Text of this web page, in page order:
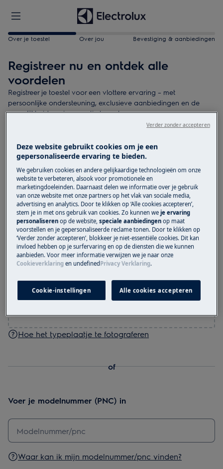
Over je toestel Over jou Bevestiging & aanbiedingen
Registreer nu en ontdek alle
voordelen
Registreer je toestel voor een vlottere ervaring – met
persoonlijke ondersteuning, exclusieve aanbiedingen en de
mogelijkheid om je garantie te verlengen.
Toegang tot het typeplaatje van het toestel
Aankoopdatum
3 minuten van je tijd
Vind je product
Voer je modelnummer (PNC) in
Waar kan ik mijn modelnummer/pnc vinden?
of
Maak een foto van het typeplaatje en upload deze
Sleep de foto hierheen of
Foto uploaden
Hoe het typeplaatje te fotograferen
Deze website gebruikt cookies om je een
gepersonaliseerde ervaring te bieden.
We gebruiken cookies en andere gelijkaardige technologieën om onze
website te verbeteren, alsook voor promotionele en
marketingdoeleinden. Daarnaast delen we informatie over je gebruik
van onze website met onze partners op het vlak van sociale media,
advertising en analytics. Door te klikken op ‘Alle cookies accepteren’,
stem je in met ons gebruik van cookies. Zo kunnen we je ervaring
personaliseren op de website,speciale aanbiedingen op maat
voorstellen en je gepersonaliseerde reclame tonen. Door te klikken op
‘Verder zonder accepteren’, blokkeer je niet-essentiële cookies. Dit kan
invloed hebben op je surfervaring en op de diensten die we kunnen
aanbieden. Voor meer informatie verwijzen we je naar onze
Cookieverklaring en undefinedPrivacy Verklaring.
Cookie-instellingen Alle cookies accepteren
Verder zonder accepteren